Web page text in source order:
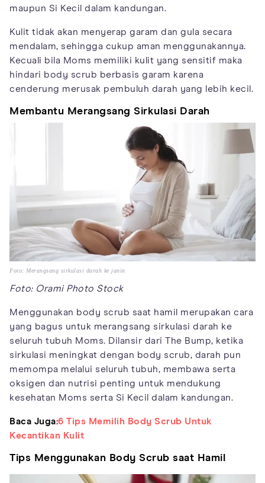
maupun Si Kecil dalam kandungan.
Kulit tidak akan menyerap garam dan gula secara
mendalam, sehingga cukup aman menggunakannya.
Kecuali bila Moms memiliki kulit yang sensitif maka
hindari body scrub berbasis garam karena
cenderung merusak pembuluh darah yang lebih kecil.
Membantu Merangsang Sirkulasi Darah
Foto: Merangsang sirkulasi darah ke janin
Foto: Orami Photo Stock
Menggunakan body scrub saat hamil merupakan cara
yang bagus untuk merangsang sirkulasi darah ke
seluruh tubuh Moms. Dilansir dari The Bump, ketika
sirkulasi meningkat dengan body scrub, darah pun
memompa melalui seluruh tubuh, membawa serta
oksigen dan nutrisi penting untuk mendukung
kesehatan Moms serta Si Kecil dalam kandungan.
Baca Juga:6 Tips Memilih Body Scrub Untuk
Kecantikan Kulit
Tips Menggunakan Body Scrub saat Hamil